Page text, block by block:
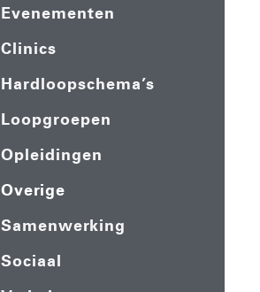
Evenementen
Clinics
Hardloopschema’s
Loopgroepen
Opleidingen
Overige
Samenwerking
Sociaal